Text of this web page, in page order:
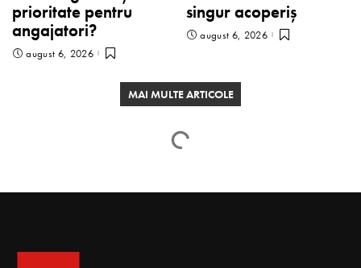
prioritate pentru
angajatori?
august 6, 2026
singur acoperiș
august 6, 2026
MAI MULTE ARTICOLE